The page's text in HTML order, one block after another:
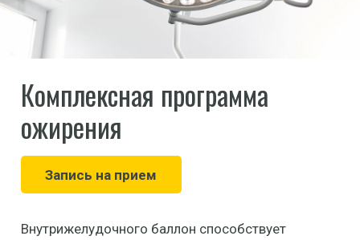
Комплексная программа
ожирения
Запись на прием
Внутрижелудочного баллон способствует